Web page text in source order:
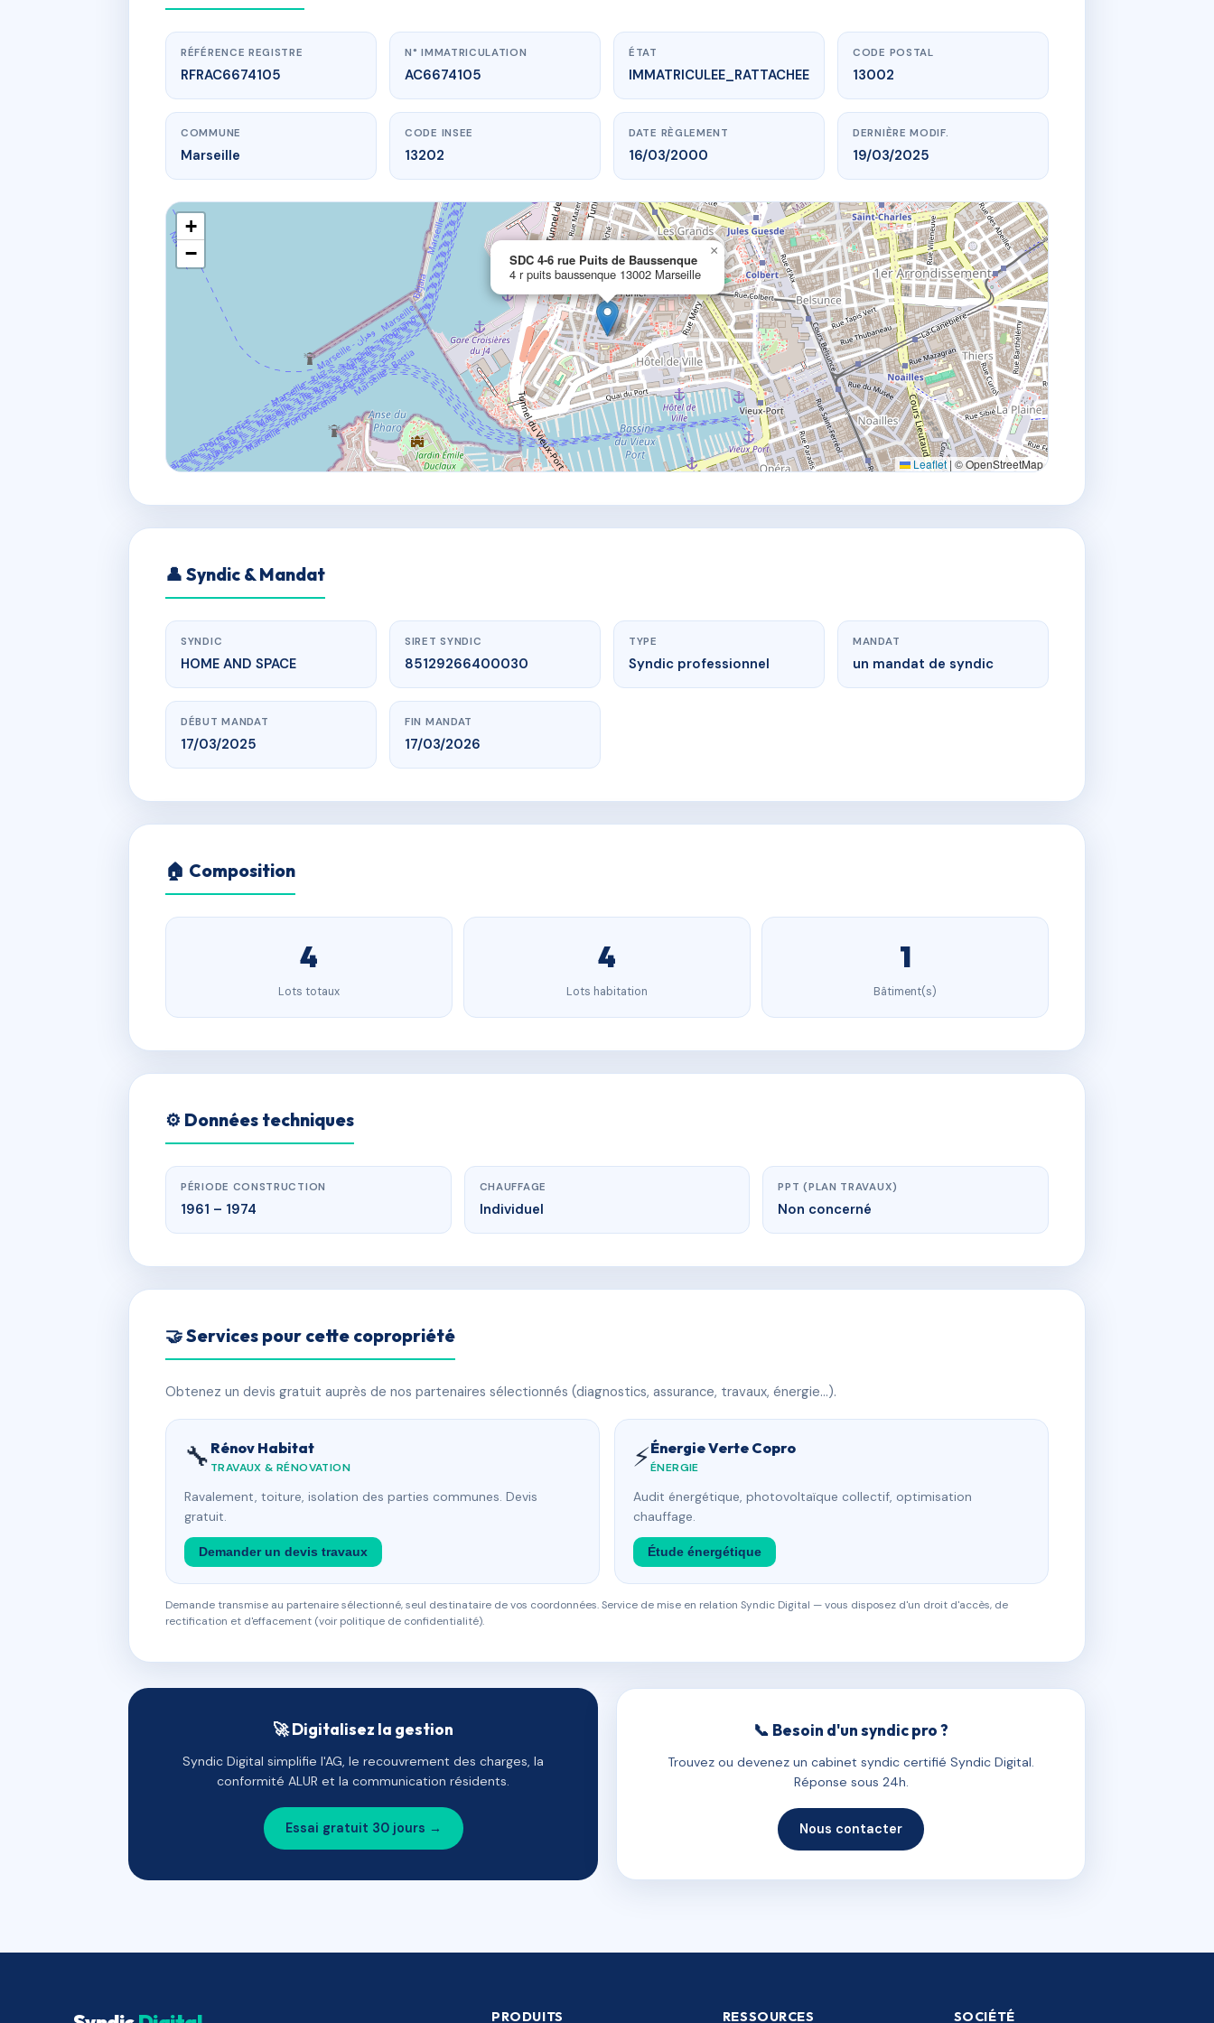
www.vme.plus/AC6674105
SDC 4-6 rue Puits de Baussenque
4 r puits baussenque
13002 Marseille
RÉFÉRENCE REGISTRE
RFRAC6674105
N° IMMATRICULATION
AC6674105
ÉTAT
IMMATRICULEE_RATTACHEE
CODE POSTAL
13002
COMMUNE
Marseille
CODE INSEE
13202
DATE RÈGLEMENT
16/03/2000
DERNIÈRE MODIF.
19/03/2025
SDC 4-6 rue Puits de Baussenque
4 r puits baussenque 13002 Marseille
×
+
−
Leaflet| © OpenStreetMap
👤 Syndic & Mandat
SYNDIC
HOME AND SPACE
SIRET SYNDIC
85129266400030
TYPE
Syndic professionnel
MANDAT
un mandat de syndic
DÉBUT MANDAT
17/03/2025
FIN MANDAT
17/03/2026
🏠 Composition
4
Lots totaux
4
Lots habitation
1
Bâtiment(s)
⚙️ Données techniques
PÉRIODE CONSTRUCTION
1961 – 1974
CHAUFFAGE
Individuel
PPT (PLAN TRAVAUX)
Non concerné
🤝 Services pour cette copropriété
Obtenez un devis gratuit auprès de nos partenaires sélectionnés (diagnostics, assurance, travaux, énergie…).
🔧 Rénov Habitat
TRAVAUX & RÉNOVATION
Ravalement, toiture, isolation des parties communes. Devis
gratuit.
Demander un devis travaux
⚡Énergie Verte Copro
ÉNERGIE
Audit énergétique, photovoltaïque collectif, optimisation
chauffage.
Étude énergétique
Demande transmise au partenaire sélectionné, seul destinataire de vos coordonnées. Service de mise en relation Syndic Digital — vous disposez d'un droit d'accès, de
rectification et d'effacement (voir politique de confidentialité).
🚀 Digitalisez la gestion
Syndic Digital simplifie l'AG, le recouvrement des charges, la
conformité ALUR et la communication résidents.
Essai gratuit 30 jours →
📞 Besoin d'un syndic pro ?
Trouvez ou devenez un cabinet syndic certifié Syndic Digital.
Réponse sous 24h.
Nous contacter
PRODUITS RESSOURCES SOCIÉTÉ